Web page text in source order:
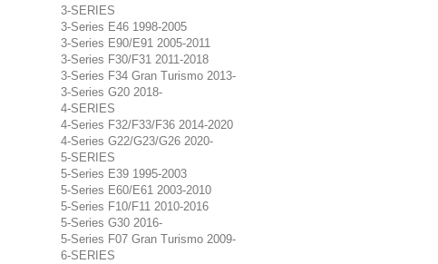
3-SERIES
3-Series E46 1998-2005
3-Series E90/E91 2005-2011
3-Series F30/F31 2011-2018
3-Series F34 Gran Turismo 2013-
3-Series G20 2018-
4-SERIES
4-Series F32/F33/F36 2014-2020
4-Series G22/G23/G26 2020-
5-SERIES
5-Series E39 1995-2003
5-Series E60/E61 2003-2010
5-Series F10/F11 2010-2016
5-Series G30 2016-
5-Series F07 Gran Turismo 2009-
6-SERIES